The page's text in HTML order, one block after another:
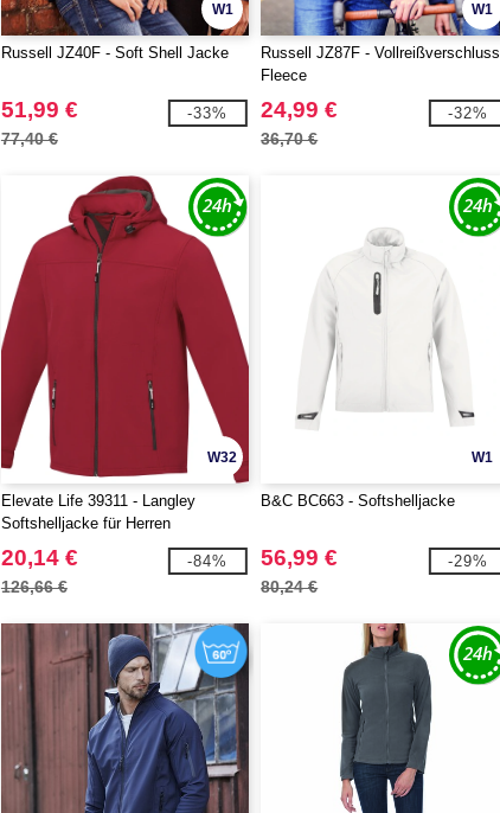
W1
Russell JZ40F - Soft Shell Jacke
51,99 €
77,40 €
-33%
W1
Russell JZ87F - Vollreißverschluss
Fleece
24,99 €
36,70 €
-32%
W32
Elevate Life 39311 - Langley
Softshelljacke für Herren
20,14 €
126,66 €
-84%
W1
B&C BC663 - Softshelljacke
56,99 €
80,24 €
-29%